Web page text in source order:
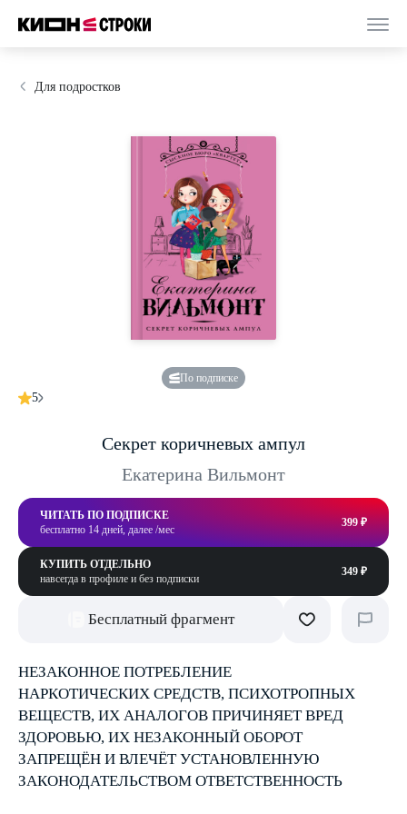
Для подростков
По подписке
5
Секрет коричневых ампул
Екатерина Вильмонт
ЧИТАТЬ ПО ПОДПИСКЕ
бесплатно 14 дней, далее /мес
399 ₽
КУПИТЬ ОТДЕЛЬНО
навсегда в профиле и без подписки
349 ₽
Бесплатный фрагмент
НЕЗАКОННОЕ ПОТРЕБЛЕНИЕ
НАРКОТИЧЕСКИХ СРЕДСТВ, ПСИХОТРОПНЫХ
ВЕЩЕСТВ, ИХ АНАЛОГОВ ПРИЧИНЯЕТ ВРЕД
ЗДОРОВЬЮ, ИХ НЕЗАКОННЫЙ ОБОРОТ
ЗАПРЕЩЁН И ВЛЕЧЁТ УСТАНОВЛЕННУЮ
ЗАКОНОДАТЕЛЬСТВОМ ОТВЕТСТВЕННОСТЬ